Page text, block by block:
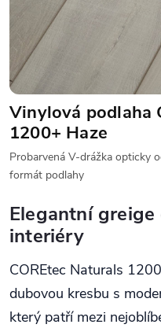
Vinylová podlaha
1200+ Haze
Probarvená V-drážka opticky
formát podlahy
Elegantní
interiéry
COREtec Naturals
dubovou kresbu s
který patří mezi